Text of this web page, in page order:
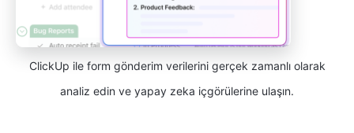
ClickUp ile form gönderim verilerini gerçek zamanlı olarak
analiz edin ve yapay zeka içgörülerine ulaşın.